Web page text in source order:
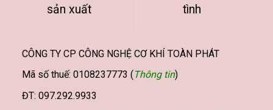
sản xuất
tình
CÔNG TY CP CÔNG NGHỆ CƠ KHÍ TOÀN PHÁT
Mã số thuế: 0108237773 ( Thông tin)
ĐT: 097.292.9933